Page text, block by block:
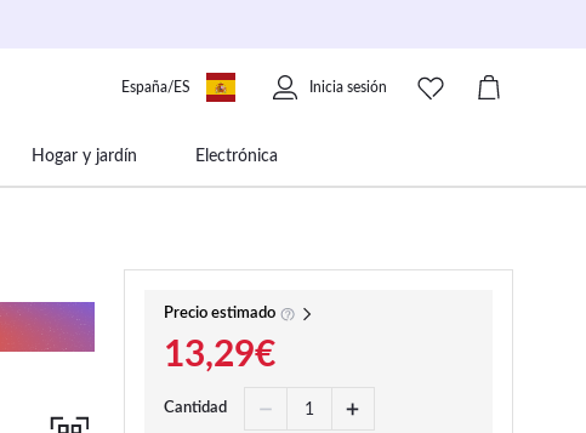
España/ES Inicia sesión
Hogar y jardín Electrónica
Precio estimado
13,29€
Cantidad